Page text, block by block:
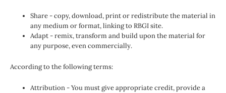
Share - copy, download, print or redistribute the material in
any medium or format, linking to RBGI site.
Adapt - remix, transform and build upon the material for
any purpose, even commercially.
According to the following terms:
Attribution - You must give appropriate credit, provide a